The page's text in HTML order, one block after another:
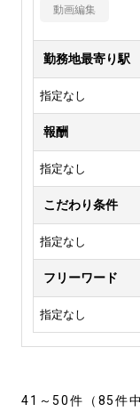
動画編集
勤務地最寄り駅
指定なし
報酬
指定なし
こだわり条件
指定なし
フリーワード
指定なし
41～50件（85件中